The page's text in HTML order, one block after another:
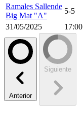
Ramales Sallende
Big Mat "A"
5-5
31/05/2025
17:00
Anterior
Siguiente